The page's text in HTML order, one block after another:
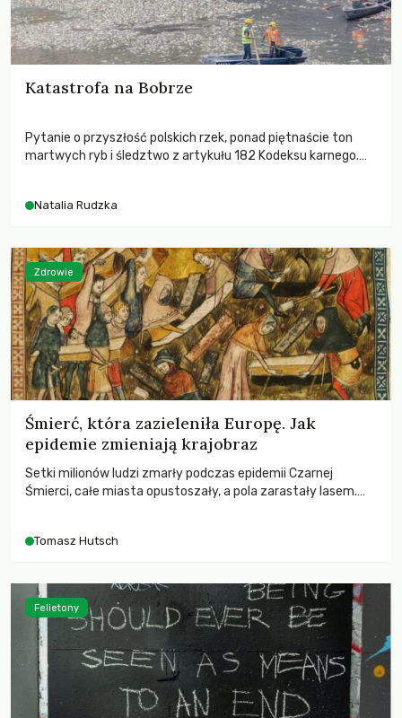
Katastrofa na Bobrze
Pytanie o przyszłość polskich rzek, ponad piętnaście ton
martwych ryb i śledztwo z artykułu 182 Kodeksu karnego.
zdarzeń prowadzących do biologicznej śmierci rzeki.
Natalia Rudzka
Śmierć, która zazieleniła Europę. Jak
epidemie zmieniają krajobraz
Setki milionów ludzi zmarły podczas epidemii Czarnej
Śmierci, całe miasta opustoszały, a pola zarastały lasem.
największych katastrof w swoich dziejach.
Tomasz Hutsch
Zdrowie
Felietony